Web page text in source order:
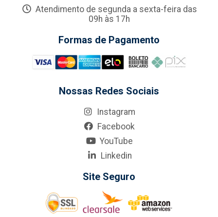
Atendimento de segunda a sexta-feira das
09h às 17h
Formas de Pagamento
Nossas Redes Sociais
Instagram
Facebook
YouTube
Linkedin
Site Seguro